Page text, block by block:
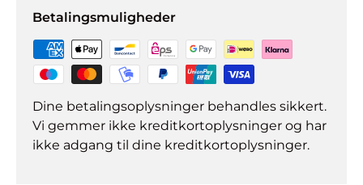
Betalingsmuligheder
Dine betalingsoplysninger behandles sikkert.
Vi gemmer ikke kreditkortoplysninger og har
ikke adgang til dine kreditkortoplysninger.